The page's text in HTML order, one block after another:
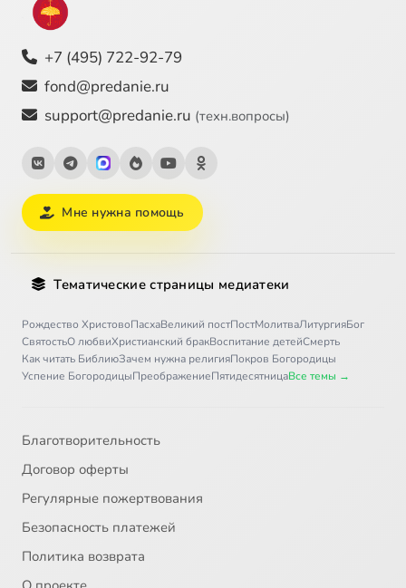
+7 (495) 722-92-79
fond@predanie.ru
support@predanie.ru (техн.вопросы)
Мне нужна помощь
Тематические страницы медиатеки
Рождество ХристовоПасхаВеликий постПостМолитваЛитургияБог
СвятостьО любвиХристианский бракВоспитание детейСмерть
Как читать БиблиюЗачем нужна религияПокров Богородицы
Успение БогородицыПреображениеПятидесятницаВсе темы →
Благотворительность
Договор оферты
Регулярные пожертвования
Безопасность платежей
Политика возврата